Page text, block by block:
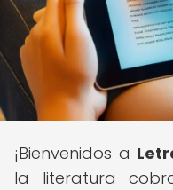
¡Bienvenidos a
la literatura